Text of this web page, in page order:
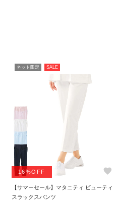
ネット限定 SALE
16%OFF favorite
【サマーセール】マタニティ ビューティ
スラックスパンツ